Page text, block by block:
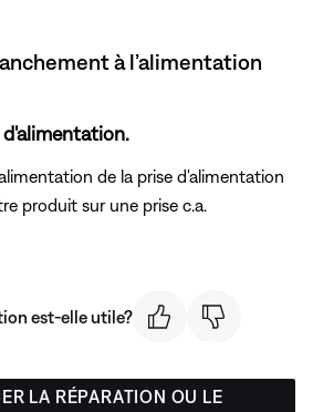
à l’alimentation
de la prise d'alimentation
produit sur une prise c.a.
est-elle utile?
LA RÉPARATION OU LE